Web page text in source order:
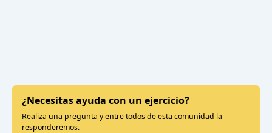
¿Necesitas ayuda con un ejercicio?
Realiza una pregunta y entre todos de esta comunidad la
responderemos.